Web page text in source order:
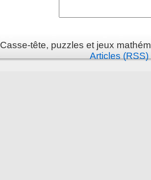
Casse-tête, puzzles et jeux
Articles (RSS)